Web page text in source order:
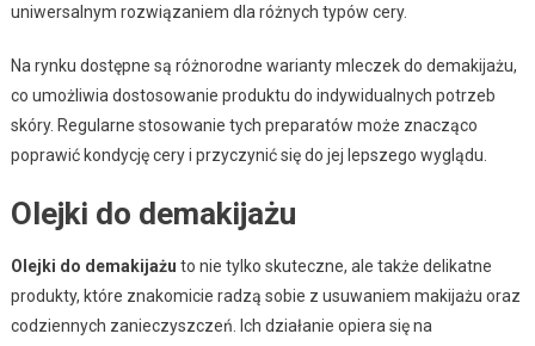
uniwersalnym rozwiązaniem dla różnych typów cery.
Na rynku dostępne są różnorodne warianty mleczek do demakijażu,
co umożliwia dostosowanie produktu do indywidualnych potrzeb
skóry. Regularne stosowanie tych preparatów może znacząco
poprawić kondycję cery i przyczynić się do jej lepszego wyglądu.
Olejki do demakijażu
Olejki do demakijażu to nie tylko skuteczne, ale także delikatne
produkty, które znakomicie radzą sobie z usuwaniem makijażu oraz
codziennych zanieczyszczeń. Ich działanie opiera się na